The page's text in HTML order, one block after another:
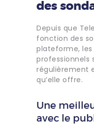
des
Depuis que
fonction des
plateforme,
professionnels
régulièrement
qu’elle offre.
Une
avec le